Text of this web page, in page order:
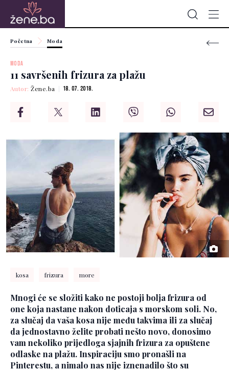
Početna Moda
MODA
11 savršenih frizura za plažu
Autor:Žene.ba 18. 07. 2018.
kosa frizura more
Mnogi će se složiti kako ne postoji bolja frizura od
one koja nastane nakon doticaja s morskom soli. No,
za slučaj da vaša kosa nije među takvima ili za slučaj
da jednostavno želite probati nešto novo, donosimo
vam nekoliko prijedloga sjajnih frizura za opuštene
odlaske na plažu. Inspiraciju smo pronašli na
Pinterestu, a nimalo nas nije iznenadilo što su